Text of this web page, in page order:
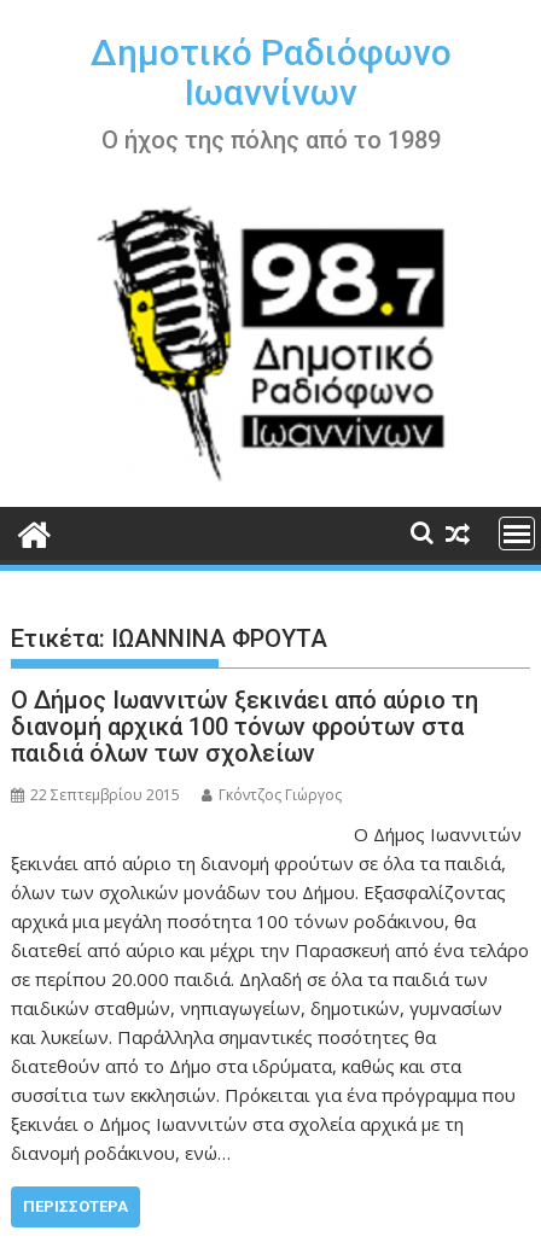
περιεχόμενοΔημοτικό Ραδιόφωνο
Ιωαννίνων
Ο ήχος της πόλης από το 1989
Ετικέτα: ΙΩΑΝΝΙΝΑ ΦΡΟΥΤΑ
Ο Δήμος Ιωαννιτών ξεκινάει από αύριο τη
διανομή αρχικά 100 τόνων φρούτων στα
παιδιά όλων των σχολείων
22 Σεπτεμβρίου 2015 Γκόντζος Γιώργος
Ο Δήμος Ιωαννιτών
ξεκινάει από αύριο τη διανομή φρούτων σε όλα τα παιδιά,
όλων των σχολικών μονάδων του Δήμου. Εξασφαλίζοντας
αρχικά μια μεγάλη ποσότητα 100 τόνων ροδάκινου, θα
διατεθεί από αύριο και μέχρι την Παρασκευή από ένα τελάρο
σε περίπου 20.000 παιδιά. Δηλαδή σε όλα τα παιδιά των
παιδικών σταθμών, νηπιαγωγείων, δημοτικών, γυμνασίων
και λυκείων. Παράλληλα σημαντικές ποσότητες θα
διατεθούν από το Δήμο στα ιδρύματα, καθώς και στα
συσσίτια των εκκλησιών. Πρόκειται για ένα πρόγραμμα που
ξεκινάει ο Δήμος Ιωαννιτών στα σχολεία αρχικά με τη
διανομή ροδάκινου, ενώ…
ΠΕΡΙΣΣΌΤΕΡΑ